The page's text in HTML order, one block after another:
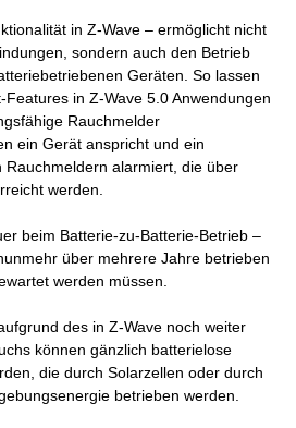
in Z-Wave – ermöglicht nicht
sondern auch den Betrieb
Geräten. So lassen
in Z-Wave 5.0 Anwendungen
Rauchmelder
ein Gerät anspricht und ein
Rauchmeldern alarmiert, die über
werden.
beim Batterie-zu-Batterie-Betrieb –
über mehrere Jahre betrieben
werden müssen.
des in Z-Wave noch weiter
können gänzlich batterielose
die durch Solarzellen oder durch
betrieben werden.